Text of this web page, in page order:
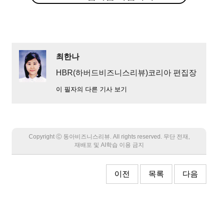
최한나
HBR(하버드비즈니스리뷰)코리아 편집장
이 필자의 다른 기사 보기
Copyright Ⓒ 동아비즈니스리뷰. All rights reserved. 무단 전재,
재배포 및 AI학습 이용 금지
이전 목록 다음